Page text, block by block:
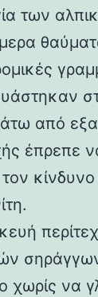
των
από
έπρεπε
χωρίς να